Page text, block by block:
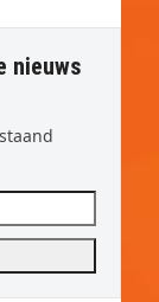
nieuws